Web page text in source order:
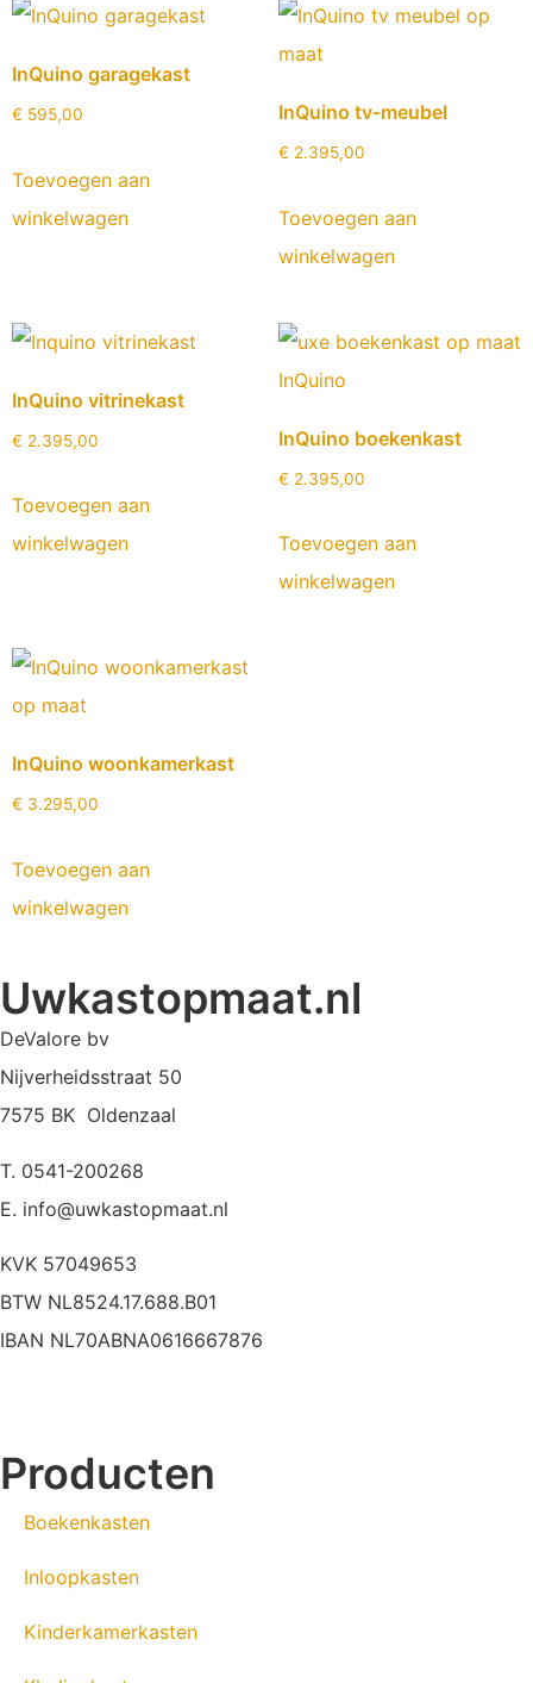
InQuino garagekast
€ 595,00
Toevoegen aan
winkelwagen
InQuino tv-meubel
€ 2.395,00
Toevoegen aan
winkelwagen
InQuino vitrinekast
€ 2.395,00
Toevoegen aan
winkelwagen
InQuino boekenkast
€ 2.395,00
Toevoegen aan
winkelwagen
InQuino woonkamerkast
€ 3.295,00
Toevoegen aan
winkelwagen
Uwkastopmaat.nl
DeValore bv
Nijverheidsstraat 50
7575 BK Oldenzaal
T. 0541-200268
E. info@uwkastopmaat.nl
KVK 57049653
BTW NL8524.17.688.B01
IBAN NL70ABNA0616667876
Producten
Boekenkasten
Inloopkasten
Kinderkamerkasten